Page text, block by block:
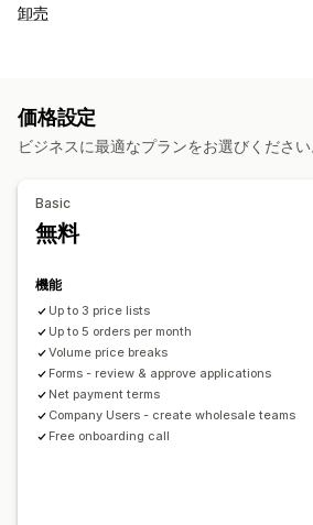
卸売
ボリュームディスカウント
予約注文
諸条件 決済方法 複数通貨 登
注文管理
一括処理
注文制限
在庫の同期 在庫ステータス
価格設定
ビジネスに最適なプランをお選びください
Basic
無料
機能
Up to 3 price lists
Up to 5 orders per month
Volume price breaks
Forms - review & approve applications
Net payment terms
Company Users - create wholesale teams
Free onboarding call